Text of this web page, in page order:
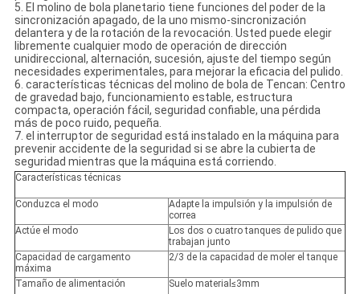
5. El molino de bola planetario tiene funciones del poder de la
sincronización apagado, de la uno mismo-sincronización
delantera y de la rotación de la revocación. Usted puede elegir
libremente cualquier modo de operación de dirección
unidireccional, alternación, sucesión, ajuste del tiempo según
necesidades experimentales, para mejorar la eficacia del pulido.
6. características técnicas del molino de bola de Tencan: Centro
de gravedad bajo, funcionamiento estable, estructura
compacta, operación fácil, seguridad confiable, una pérdida
más de poco ruido, pequeña.
7. el interruptor de seguridad está instalado en la máquina para
prevenir accidente de la seguridad si se abre la cubierta de
seguridad mientras que la máquina está corriendo.
Características técnicas
Conduzca el modo
Adapte la impulsión y la impulsión de
correa
Actúe el modo
Los dos o cuatro tanques de pulido que
trabajan junto
Capacidad de cargamento
máxima
2/3 de la capacidad de moler el tanque
Tamaño de alimentación Suelo material≤3mm